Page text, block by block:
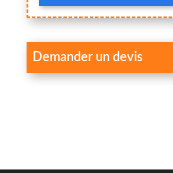
Demander un devis